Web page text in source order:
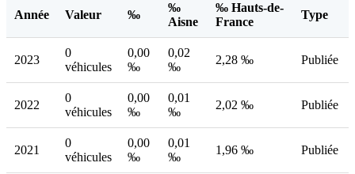
Année Valeur ‰
‰
Aisne
‰ Hauts-de-
France
Type
2023
0
véhicules
0,00
‰
0,02
‰
2,28 ‰ Publiée
2022
0
véhicules
0,00
‰
0,01
‰
2,02 ‰ Publiée
2021
0
véhicules
0,00
‰
0,01
‰
1,96 ‰ Publiée